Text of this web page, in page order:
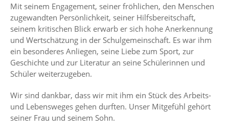
Mit seinem Engagement, seiner fröhlichen, den Menschen
zugewandten Persönlichkeit, seiner Hilfsbereitschaft,
seinem kritischen Blick erwarb er sich hohe Anerkennung
und Wertschätzung in der Schulgemeinschaft. Es war ihm
ein besonderes Anliegen, seine Liebe zum Sport, zur
Geschichte und zur Literatur an seine Schülerinnen und
Schüler weiterzugeben.
Wir sind dankbar, dass wir mit ihm ein Stück des Arbeits-
und Lebensweges gehen durften. Unser Mitgefühl gehört
seiner Frau und seinem Sohn.